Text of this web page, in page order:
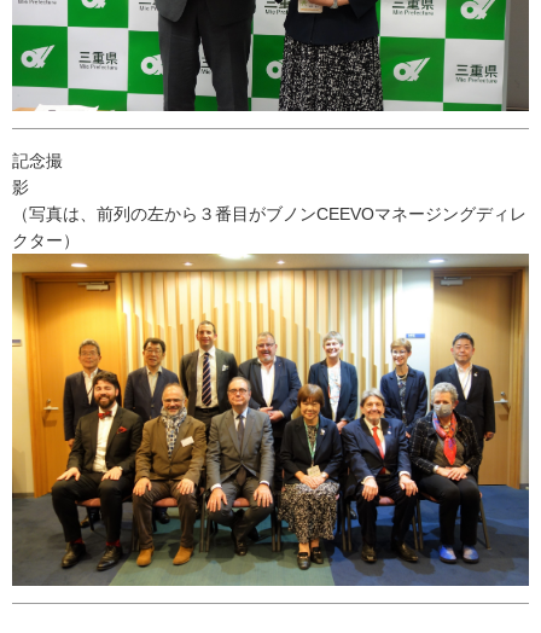
記念撮
（写真は、前列の左から３番目がブノンCEEVOマネージングディレ
クター）